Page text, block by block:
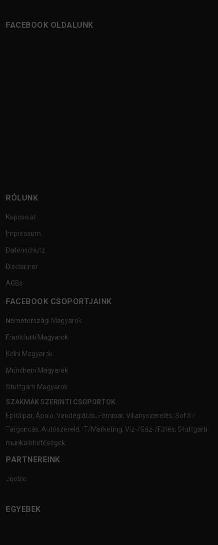
FACEBOOK OLDALUNK
RÓLUNK
Kapcsolat
Impressum
Datenschutz
Disclaimer
AGBs
FACEBOOK CSOPORTJAINK
Németországi Magyarok
Frankfurti Magyarok
Kölni Magyarok
Müncheni Magyarok
Stuttgarti Magyarok
SZAKMÁK SZERINTI CSOPORTOK
Építőipar, Ápoló, Vendéglátás, Fémipar, Villanyszerelés, Sofőr/
Targoncás, Autószerelő, IT/Marketing, Víz-/Gáz-/Fűtés, Stuttgarti
munkalehetőségek
PARTNEREINK
Jooble
EGYEBEK